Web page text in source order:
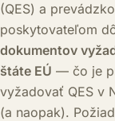
(QES) a
poskytovateľom
dokumentov
štáte EÚ — čo je
vyžadovať QES v
(a naopak).